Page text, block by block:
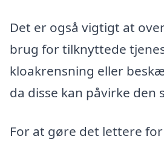
Det er også vigtigt at
brug for tilknyttede
kloakrensning eller
da disse kan påvirke den
For at gøre det lettere